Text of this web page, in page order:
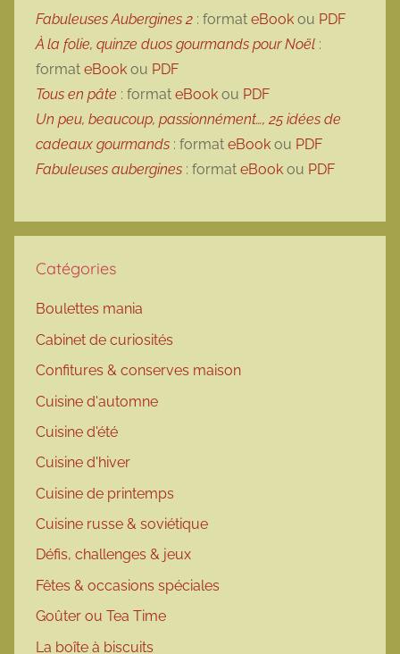
Fabuleuses Aubergines 2 : format eBook ou PDF
À la folie, quinze duos gourmands pour Noël :
format eBook ou PDF
Tous en pâte : format eBook ou PDF
Un peu, beaucoup, passionnément…, 25 idées de
cadeaux gourmands : format eBook ou PDF
Fabuleuses aubergines : format eBook ou PDF
Catégories
Boulettes mania
Cabinet de curiosités
Confitures & conserves maison
Cuisine d'automne
Cuisine d'été
Cuisine d'hiver
Cuisine de printemps
Cuisine russe & soviétique
Défis, challenges & jeux
Fêtes & occasions spéciales
Goûter ou Tea Time
La boîte à biscuits